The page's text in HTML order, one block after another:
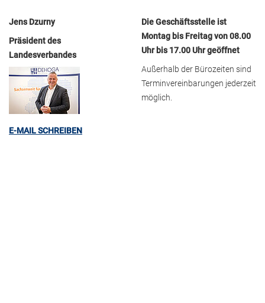
Jens Dzurny
Präsident des
Landesverbandes
E-MAIL SCHREIBEN
Die Geschäftsstelle ist
Montag bis Freitag von 08.00
Uhr bis 17.00 Uhr geöffnet
Außerhalb der Bürozeiten sind
Terminvereinbarungen jederzeit
möglich.